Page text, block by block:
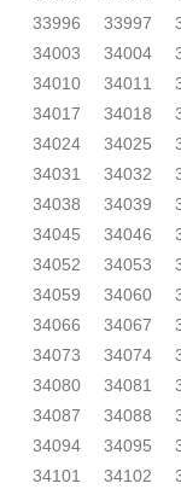
33996
33997
34003
34004
34010
34011
34017
34018
34024
34025
34031
34032
34038
34039
34045
34046
34052
34053
34059
34060
34066
34067
34073
34074
34080
34081
34087
34088
34094
34095
34101
34102